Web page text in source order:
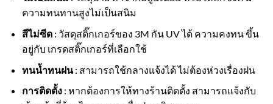
ความทนทานสูงไม่เป็นสนิม
สีไม่ซีด: วัสดุสติ๊กเกอร์ของ 3M กัน UV ได้ ความคงทน ขึ้น
อยู่กับ เกรดสติ๊กเกอร์ที่เลือกใช้
ทนน้ำทนฝน: สามารถใช้กลางแจ้งได้ ไม่ต้องห่วงเรื่องฝน
การติดตั้ง: หากต้องการให้ทางร้านติดตั้ง สามารถแจ้งกับ